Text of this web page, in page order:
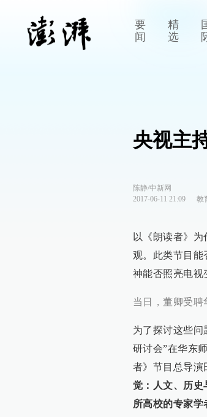
要
闻
精
选
央视主
陈静/中新网
2017-06-11 21:09
教
以《朗读者》
观。此类节目能
神能否照亮电视
当日，董卿受
为了探讨这些
研讨会”在华东
者》节目总导演
觉：人文、历史
所高校的专家学